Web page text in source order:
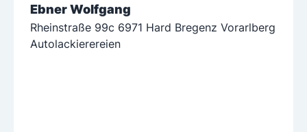
Ebner Wolfgang
Rheinstraße 99c 6971 Hard Bregenz Vorarlberg
Autolackierereien